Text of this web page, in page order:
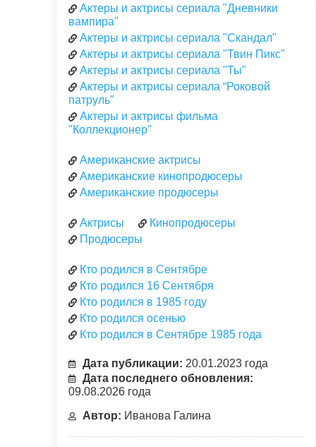
Актеры и актрисы сериала "Дневники
вампира"
Актеры и актрисы сериала "Скандал"
Актеры и актрисы сериала "Твин Пикс"
Актеры и актрисы сериала "Ты"
Актеры и актрисы сериала “Роковой
патруль”
Актеры и актрисы фильма
"Коллекционер"
Американские актрисы
Американские кинопродюсеры
Американские продюсеры
Актрисы
Кинопродюсеры
Продюсеры
Кто родился в Сентябре
Кто родился 16 Сентября
Кто родился в 1985 году
Кто родился осенью
Кто родился в Сентябре 1985 года
Дата публикации: 20.01.2023 года
Дата последнего обновления:
09.08.2026 года
Автор: Иванова Галина